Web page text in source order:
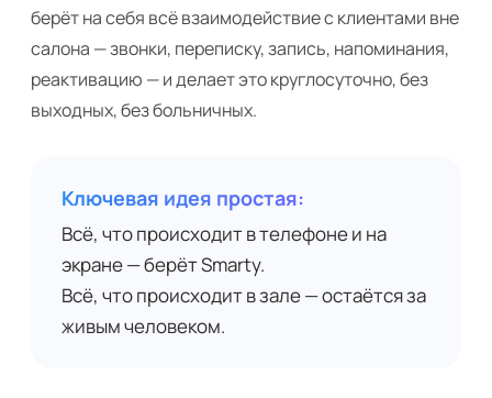
берёт на себя всё взаимодействие с клиентами вне
салона — звонки, переписку, запись, напоминания,
реактивацию — и делает это круглосуточно, без
выходных, без больничных.
Ключевая идея простая:
Всё, что происходит в телефоне и на
экране — берёт Smarty.
Всё, что происходит в зале — остаётся за
живым человеком.